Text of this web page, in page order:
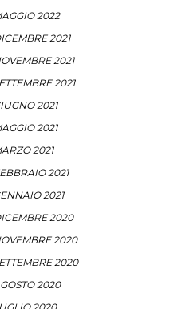
2022
2021
2021
2021
2021
2021
2021
2021
2021
2020
2020
2020
2020